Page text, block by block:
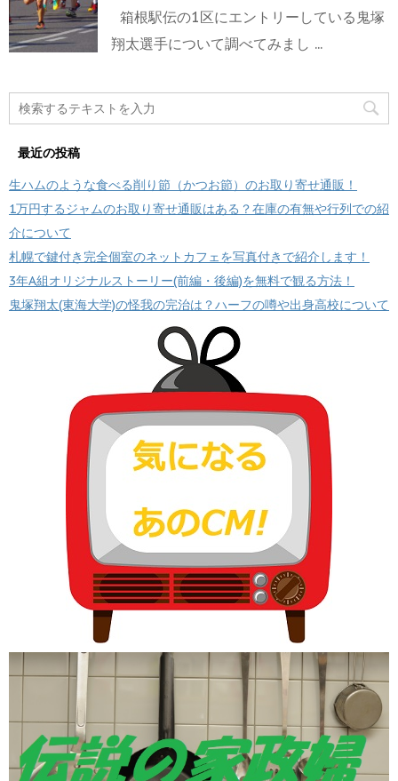
箱根駅伝の1区にエントリーしている鬼塚
翔太選手について調べてみまし ...
最近の投稿
生ハムのような食べる削り節（かつお節）のお取り寄せ通販！
1万円するジャムのお取り寄せ通販はある？在庫の有無や行列での紹
介について
札幌で鍵付き完全個室のネットカフェを写真付きで紹介します！
3年A組オリジナルストーリー(前編・後編)を無料で観る方法！
鬼塚翔太(東海大学)の怪我の完治は？ハーフの噂や出身高校について